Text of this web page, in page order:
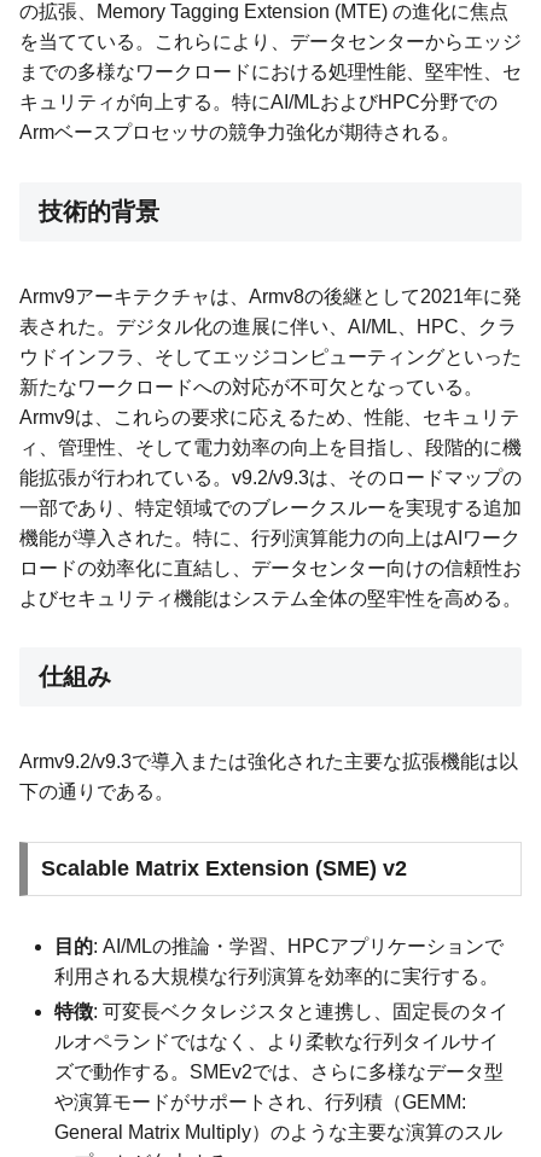
の拡張、Memory Tagging Extension (MTE) の進化に焦点
を当てている。これらにより、データセンターからエッジ
までの多様なワークロードにおける処理性能、堅牢性、セ
キュリティが向上する。特にAI/MLおよびHPC分野での
Armベースプロセッサの競争力強化が期待される。
技術的背景
Armv9アーキテクチャは、Armv8の後継として2021年に発
表された。デジタル化の進展に伴い、AI/ML、HPC、クラ
ウドインフラ、そしてエッジコンピューティングといった
新たなワークロードへの対応が不可欠となっている。
Armv9は、これらの要求に応えるため、性能、セキュリテ
ィ、管理性、そして電力効率の向上を目指し、段階的に機
能拡張が行われている。v9.2/v9.3は、そのロードマップの
一部であり、特定領域でのブレークスルーを実現する追加
機能が導入された。特に、行列演算能力の向上はAIワーク
ロードの効率化に直結し、データセンター向けの信頼性お
よびセキュリティ機能はシステム全体の堅牢性を高める。
仕組み
Armv9.2/v9.3で導入または強化された主要な拡張機能は以
下の通りである。
Scalable Matrix Extension (SME) v2
目的: AI/MLの推論・学習、HPCアプリケーションで
利用される大規模な行列演算を効率的に実行する。
特徴: 可変長ベクタレジスタと連携し、固定長のタイ
ルオペランドではなく、より柔軟な行列タイルサイ
ズで動作する。SMEv2では、さらに多様なデータ型
や演算モードがサポートされ、行列積（GEMM:
General Matrix Multiply）のような主要な演算のスル